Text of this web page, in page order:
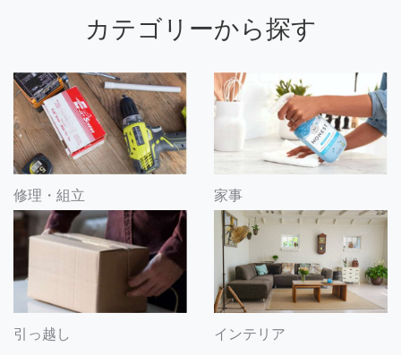
カテゴリーから探す
修理・組立 家事
引っ越し インテリア